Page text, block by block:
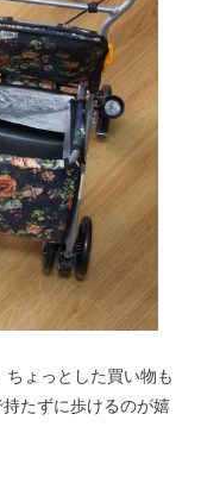
ょっとした買い物も
たずに歩けるのが嬉